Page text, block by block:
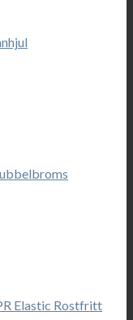
Elastic Rostfritt